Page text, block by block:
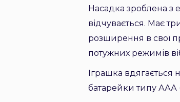
Насадка зроблена з
відчувається. Має
розширення в свої
потужних режимів
Іграшка вдягається
батарейки типу ААА